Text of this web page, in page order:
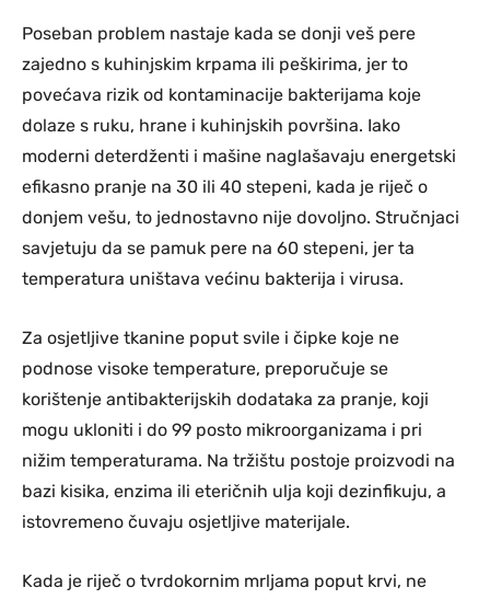
Poseban problem nastaje kada se donji veš pere
zajedno s kuhinjskim krpama ili peškirima, jer to
povećava rizik od kontaminacije bakterijama koje
dolaze s ruku, hrane i kuhinjskih površina. Iako
moderni deterdženti i mašine naglašavaju energetski
efikasno pranje na 30 ili 40 stepeni, kada je riječ o
donjem vešu, to jednostavno nije dovoljno. Stručnjaci
savjetuju da se pamuk pere na 60 stepeni, jer ta
temperatura uništava većinu bakterija i virusa.
Za osjetljive tkanine poput svile i čipke koje ne
podnose visoke temperature, preporučuje se
korištenje antibakterijskih dodataka za pranje, koji
mogu ukloniti i do 99 posto mikroorganizama i pri
nižim temperaturama. Na tržištu postoje proizvodi na
bazi kisika, enzima ili eteričnih ulja koji dezinfikuju, a
istovremeno čuvaju osjetljive materijale.
Kada je riječ o tvrdokornim mrljama poput krvi, ne